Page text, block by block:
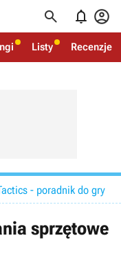
  
Listy Recenzje
- poradnik do gry
sprzętowe